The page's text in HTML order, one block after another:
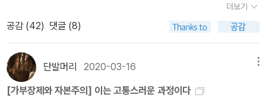
어떤 종교, 정치, 국가적 정체성이든 자기 정체성의 독재자가 되지 않
성과, 내셔널리즘에 대한 주장이 어디에서나 악성적으로 퍼지고 있는
세계에서, 매우 개인적인 이야기인 『다크룸』이, 또한 그리고 어쩌면,
문을 가진다. 수십 년 살아온 정체성과 개인사를 가진 사람이 그것을
전부 버리고 생물학적으로 변해버린 몸만으로 다른 존재로 거듭날 수
있겠는가. 어려운 문제이다. 어쩌면 아버지는 그러고 싶었을 지도 모
른다. 유대인으로서의 정체성에서 젠더의 의미를 찾아낸 것은 놀라
운 일이었다. '반유대주의에는 화수분처럼 수많은 원천이 있었지만,
근대 파시스트 국가를 위협한 유대인다움이란 종교만의 문제는 아니
상이 된 사람들이 당시 만 명 단위로 출현했다. (30쪽) ​자기 자신은
'기독교도 독일인'이라고 믿고 있는데, 유대인으로 분류된 사람들. 모
범적이고 체체 순응적인 이 사람들은 국가의 안내와 지시에 따라 집
합하고, 설명을 듣고, 이사(이동)를 하게 된다. 자신의 조국이 자신에
싶다. 수십 년 간 부모님 집에서 소공녀처럼, 해주는 밥 먹고 깨끗이
치워진 방에 들어가고 설겆이며 빨래며 엄마한테 다 미루고 살다가
결혼하면 다 하게 된다고. 미리 고생하지 말라고. 어머니. 결국 결혼도
안할 걸 그냥 할 걸 그랬죠.. 흠냐) 독립이란 걸 해서 모든 걸 내가 다
하는 공간에 와 있다 보니 전부 내게는 뭔가 관리해야 할 대상이었던
맘에 듭니다^^ 하루키 굿즈도 많이 가질 수 있고🤭🤭💦 컵은 지금도
너무 많지만ㅜㅜ 레코드 코스터 때문에 산 건데 만족스러워요. 다이
어리는 겉표지가 보들보들해서 촉감 좋고 책같이 생겼어요ㅎ 매일 정
성스레 기록을 남긴다면 나만의 책이 완성될 듯. 하루 한 페이지씩 배
분되어 있는데 칸이 많지 않아 뭔가 명문장을 남겨야만 할 거 같은😅
1일 독서 기록장도 좋겠죠.이 책 오는 동안 『고양이를 버리다』(202
더보기
공감 (42) 댓글 (8)
단발머리 2020-03-16
[가부장제와 자본주의] 이는 고통스러운 과정이다